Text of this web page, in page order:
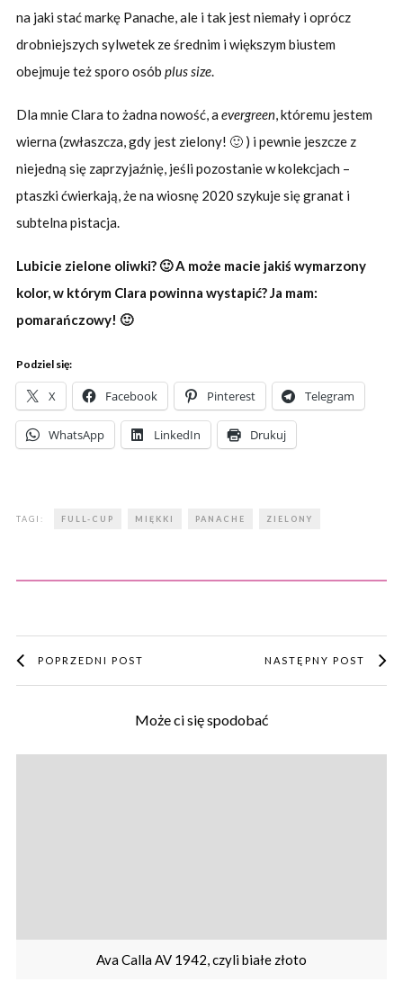
na jaki stać markę Panache, ale i tak jest niemały i oprócz
drobniejszych sylwetek ze średnim i większym biustem
obejmuje też sporo osób plus size.
Dla mnie Clara to żadna nowość, a evergreen, któremu jestem
wierna (zwłaszcza, gdy jest zielony! 🙂 ) i pewnie jeszcze z
niejedną się zaprzyjaźnię, jeśli pozostanie w kolekcjach –
ptaszki ćwierkają, że na wiosnę 2020 szykuje się granat i
subtelna pistacja.
Lubicie zielone oliwki? 🙂 A może macie jakiś wymarzony
kolor, w którym Clara powinna wystapić? Ja mam:
pomarańczowy! 🙂
Podziel się:
X Facebook Pinterest Telegram
WhatsApp LinkedIn Drukuj
TAGI: FULL-CUP MIĘKKI PANACHE ZIELONY
POPRZEDNI POST NASTĘPNY POST
Może ci się spodobać
Ava Calla AV 1942, czyli białe złoto